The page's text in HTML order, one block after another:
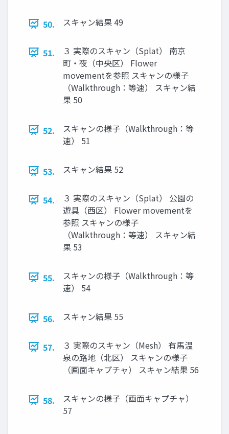
50. スキャン結果 49
51.
３ 実際のスキャン（Splat） 南京
町・夜（中央区） Flower
movementを参照 スキャンの様子
（Walkthrough：等速） スキャン結
果 50
52.
スキャンの様子（Walkthrough：等
速） 51
53. スキャン結果 52
54.
３ 実際のスキャン（Splat） 公園の
遊具（西区） Flower movementを
参照 スキャンの様子
（Walkthrough：等速） スキャン結
果 53
55.
スキャンの様子（Walkthrough：等
速） 54
56. スキャン結果 55
57.
３ 実際のスキャン（Mesh） 有馬温
泉の路地（北区） スキャンの様子
（画面キャプチャ） スキャン結果 56
58.
スキャンの様子（画面キャプチャ）
57